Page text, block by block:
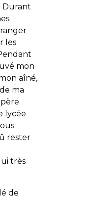
Durant
les
mon
aîné,
ma
lycée
rester
très
de